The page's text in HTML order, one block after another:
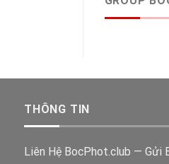
THÔNG TIN
Liên Hệ BocPhot.club — Gửi